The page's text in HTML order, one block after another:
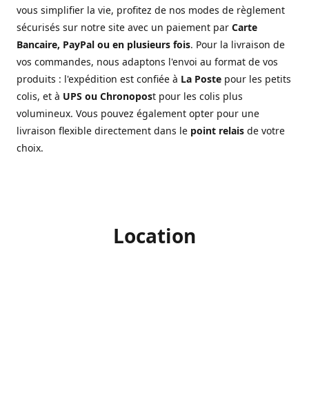
vous simplifier la vie, profitez de nos modes de règlement
sécurisés sur notre site avec un paiement par Carte
Bancaire, PayPal ou en plusieurs fois. Pour la livraison de
vos commandes, nous adaptons l'envoi au format de vos
produits : l'expédition est confiée à La Poste pour les petits
colis, et à UPS ou Chronopost pour les colis plus
volumineux. Vous pouvez également opter pour une
livraison flexible directement dans le point relais de votre
choix.
Location